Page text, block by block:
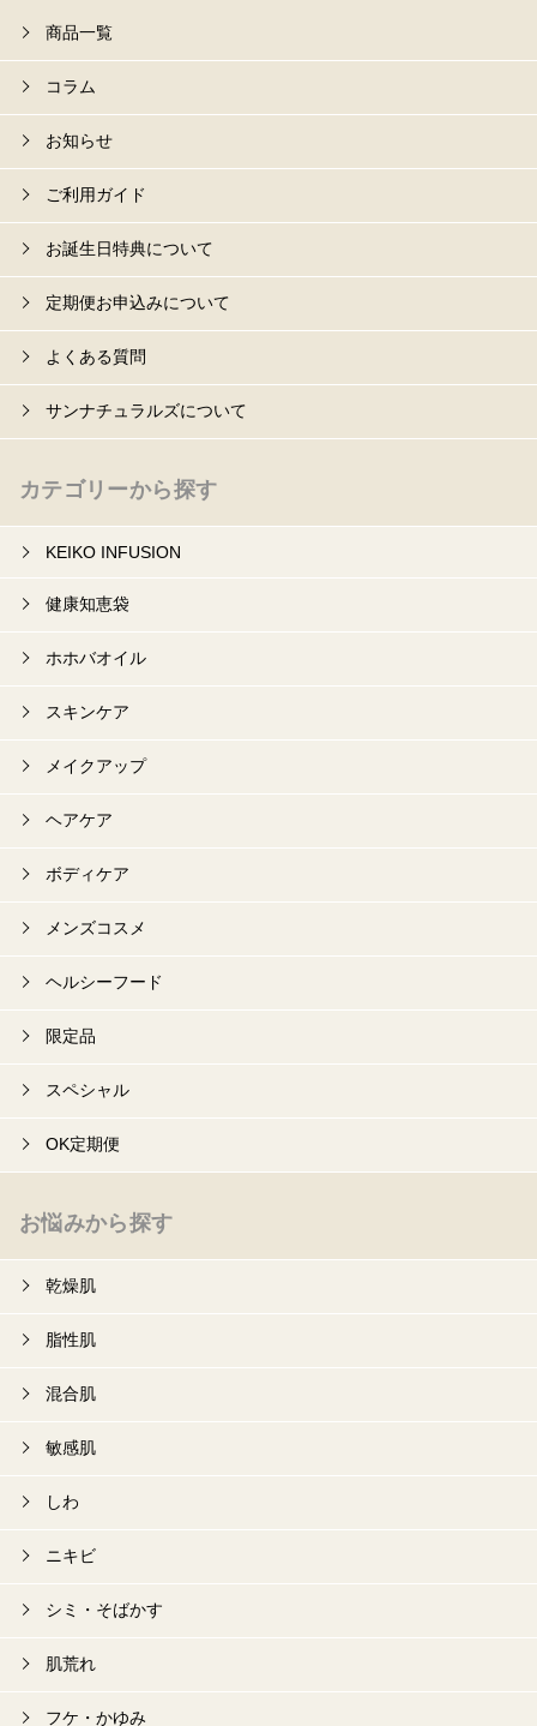
商品一覧
コラム
お知らせ
ご利用ガイド
お誕生日特典について
定期便お申込みについて
よくある質問
サンナチュラルズについて
カテゴリーから探す
KEIKO INFUSION
健康知恵袋
ホホバオイル
スキンケア
メイクアップ
ヘアケア
ボディケア
メンズコスメ
ヘルシーフード
限定品
スペシャル
OK定期便
お悩みから探す
乾燥肌
脂性肌
混合肌
敏感肌
しわ
ニキビ
シミ・そばかす
肌荒れ
フケ・かゆみ